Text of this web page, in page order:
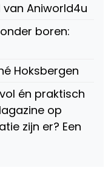
van Aniworld4u
boren:
Hoksbergen
én praktisch
op
zijn er? Een